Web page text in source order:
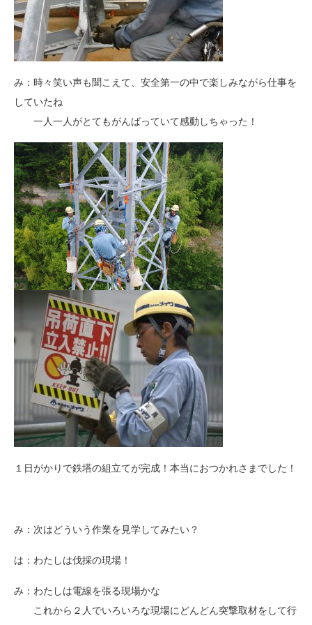
み：時々笑い声も聞こえて、安全第一の中で楽しみながら仕事を
していたね
一人一人がとてもがんばっていて感動しちゃった！
１日がかりで鉄塔の組立てが完成！本当におつかれさまでした！
み：次はどういう作業を見学してみたい？
は：わたしは伐採の現場！
み：わたしは電線を張る現場かな
これから２人でいろいろな現場にどんどん突撃取材をして行